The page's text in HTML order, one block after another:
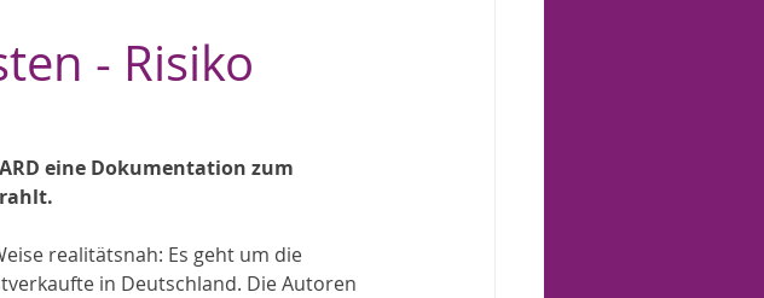
- Risiko
eine Dokumentation zum
realitätsnah: Es geht um die
in Deutschland. Die Autoren